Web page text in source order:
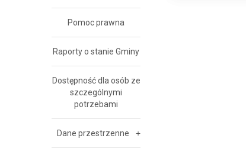
Pomoc prawna
Raporty o stanie Gminy
Dostępność dla osób ze
szczególnymi
potrzebami
Dane przestrzenne